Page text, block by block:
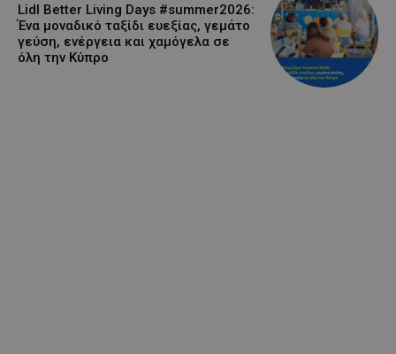
Lidl Better Living Days #summer2026:
Ένα μοναδικό ταξίδι ευεξίας, γεμάτο
γεύση, ενέργεια και χαμόγελα σε
όλη την Κύπρο